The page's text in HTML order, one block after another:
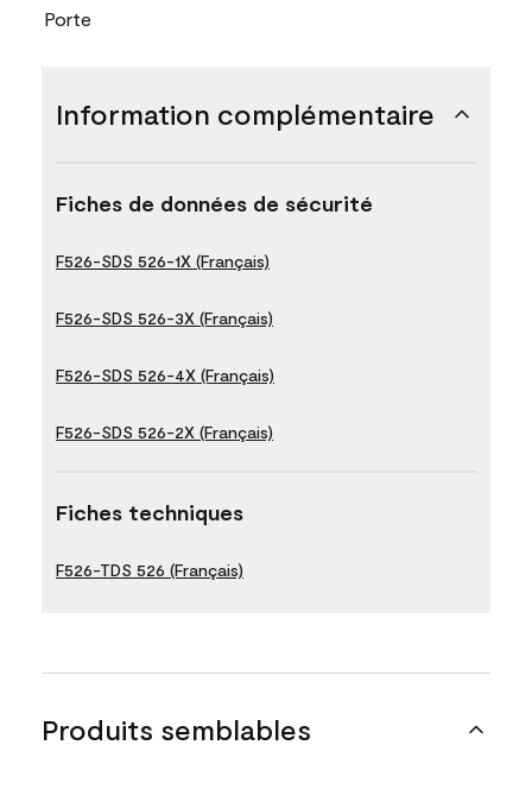
Porte
Information complémentaire
Fiches de données de sécurité
F526-SDS 526-1X (Français)
F526-SDS 526-3X (Français)
F526-SDS 526-4X (Français)
F526-SDS 526-2X (Français)
Fiches techniques
F526-TDS 526 (Français)
Produits semblables